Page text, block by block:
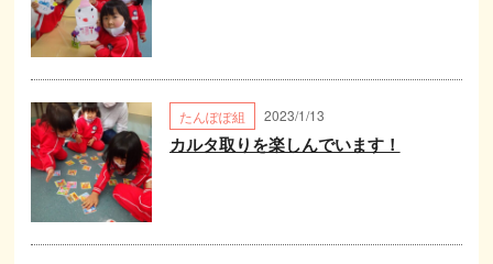
たんぽぽ組 2023/1/13
カルタ取りを楽しんでいます！